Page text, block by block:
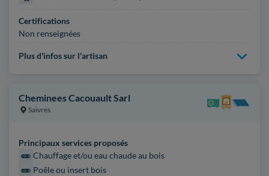
Certifications
Non renseignées
Plus d'infos sur l'artisan
Cheminees Cacouault Sarl
Saivres
Principaux services proposés
Chauffage et/ou eau chaude au bois
Poêle ou insert bois